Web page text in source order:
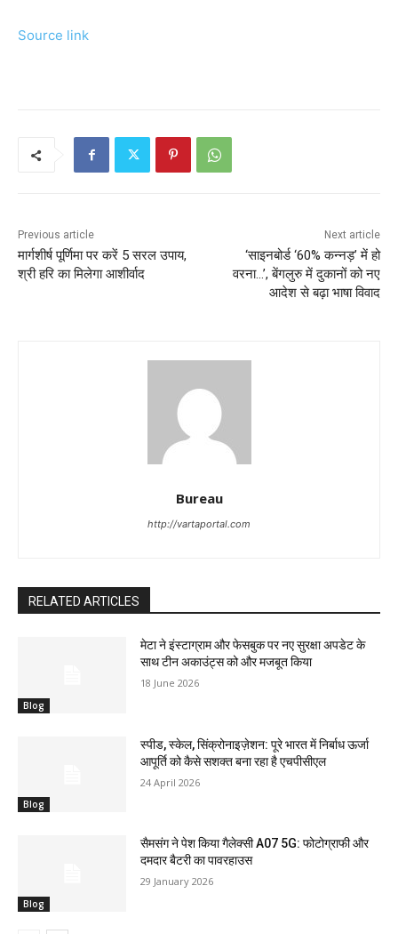
Source link
Previous article
मार्गशीर्ष पूर्णिमा पर करें 5 सरल उपाय,
श्री हरि का मिलेगा आशीर्वाद
Next article
‘साइनबोर्ड ‘60% कन्नड़’ में हो
वरना…’, बेंगलुरु में दुकानों को नए
आदेश से बढ़ा भाषा विवाद
Bureau
http://vartaportal.com
RELATED ARTICLES
Blog
मेटा ने इंस्टाग्राम और फेसबुक पर नए सुरक्षा अपडेट के
साथ टीन अकाउंट्स को और मजबूत किया
18 June 2026
Blog
स्पीड, स्केल, सिंक्रोनाइज़ेशन: पूरे भारत में निर्बाध ऊर्जा
आपूर्ति को कैसे सशक्त बना रहा है एचपीसीएल
24 April 2026
Blog
सैमसंग ने पेश किया गैलेक्सी A07 5G: फोटोग्राफी और
दमदार बैटरी का पावरहाउस
29 January 2026